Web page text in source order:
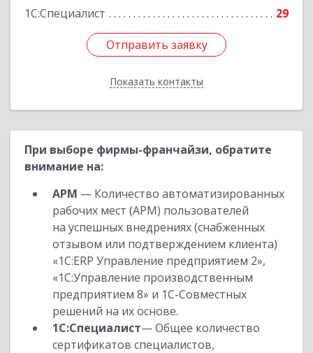
1С:Специалист
29
Отправить заявку
Показать контакты
Отправить заявку
Назад
При выборе фирмы-франчайзи, обратите
внимание на:
АРМ — Количество автоматизированных
рабочих мест (АРМ) пользователей
на успешных внедрениях (снабженных
отзывом или подтверждением клиента)
«1С:ERP Управление предприятием 2»,
«1С:Управление производственным
предприятием 8» и 1С-Совместных
решений на их основе.
1С:Специалист— Общее количество
сертификатов специалистов,